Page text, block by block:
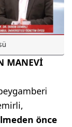
MANEVİ
önce